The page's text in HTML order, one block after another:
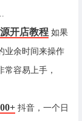
开店教程 如果
业余时间来操作
容易上手，
抖音，一个日